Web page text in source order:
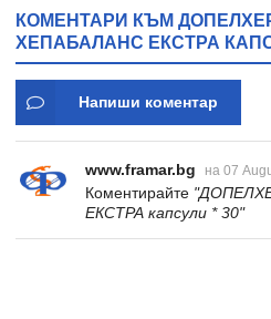
КОМЕНТАРИ КЪМ
ХЕПАБАЛАНС ЕКСТРА
Напиши коментар
www.framar.bg на 07
Коментирайте
ЕКСТРА капсули * 30"